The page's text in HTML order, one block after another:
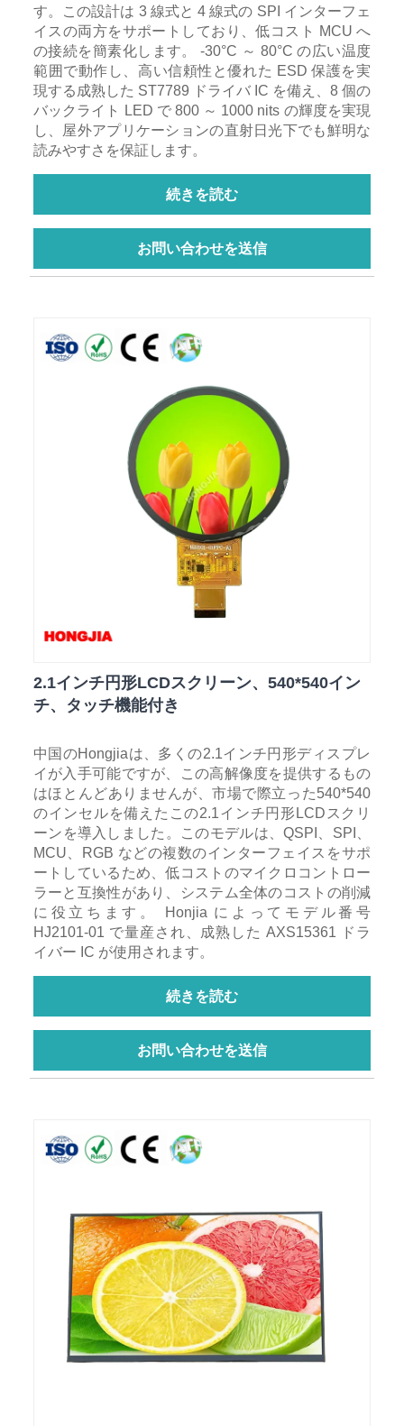
す。この設計は 3 線式と 4 線式の SPI インターフェ
イスの両方をサポートしており、低コスト MCU へ
の接続を簡素化します。 -30°C ～ 80°C の広い温度
範囲で動作し、高い信頼性と優れた ESD 保護を実
現する成熟した ST7789 ドライバ IC を備え、8 個の
バックライト LED で 800 ～ 1000 nits の輝度を実現
し、屋外アプリケーションの直射日光下でも鮮明な
読みやすさを保証します。
続きを読む
お問い合わせを送信
2.1インチ円形LCDスクリーン、540*540イン
チ、タッチ機能付き
中国のHongjiaは、多くの2.1インチ円形ディスプレ
イが入手可能ですが、この高解像度を提供するもの
はほとんどありませんが、市場で際立った540*540
のインセルを備えたこの2.1インチ円形LCDスクリ
ーンを導入しました。このモデルは、QSPI、SPI、
MCU、RGB などの複数のインターフェイスをサポ
ートしているため、低コストのマイクロコントロー
ラーと互換性があり、システム全体のコストの削減
に役立ちます。 Honjia によってモデル番号
HJ2101-01 で量産され、成熟した AXS15361 ドラ
イバー IC が使用されます。
続きを読む
お問い合わせを送信